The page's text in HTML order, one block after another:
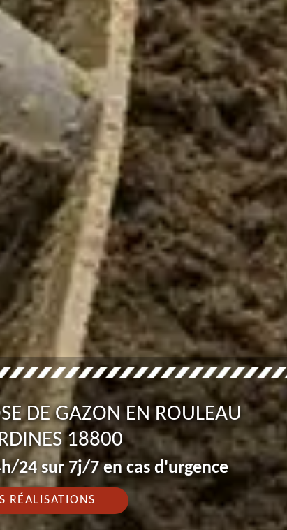
DE GAZON EN ROULEAU
18800
24 sur 7j/7 en cas d'urgence
RÉALISATIONS